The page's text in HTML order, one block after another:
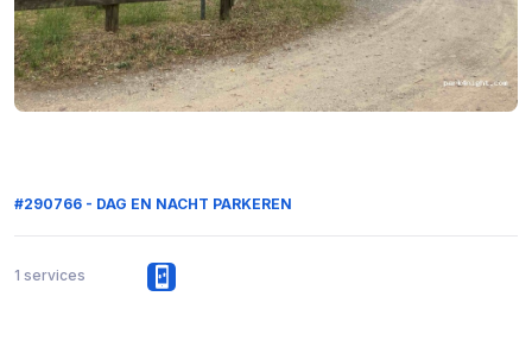
#290766 - DAG EN NACHT PARKEREN
1 services